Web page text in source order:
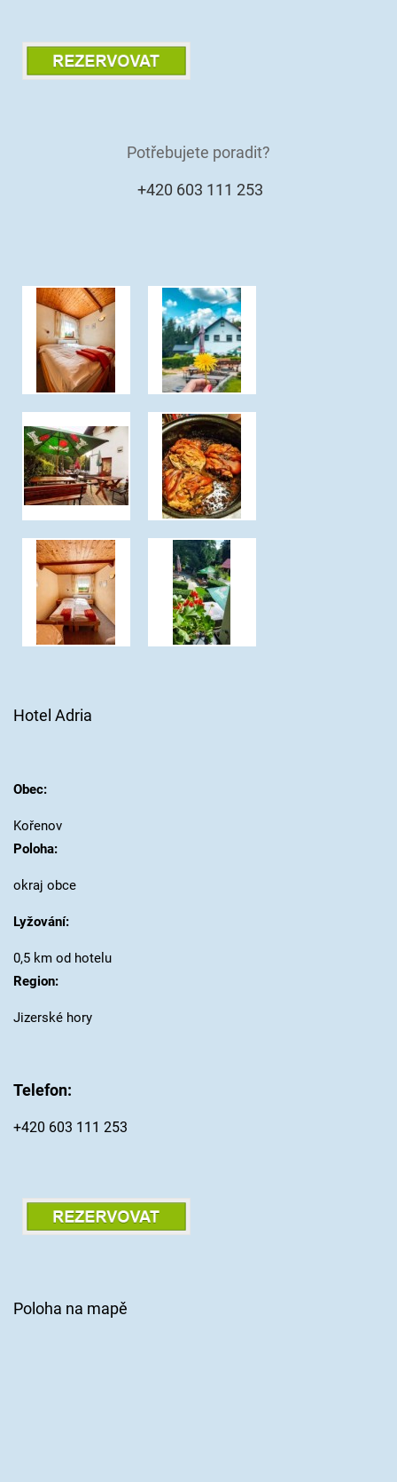
Potřebujete poradit?
+420 603 111 253
Hotel Adria
Obec:
Kořenov
Poloha:
okraj obce
Lyžování:
0,5 km od hotelu
Region:
Jizerské hory
Telefon:
+420 603 111 253
Poloha na mapě